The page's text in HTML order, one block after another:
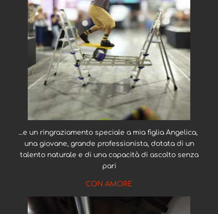
...e un ringraziamento speciale a mia figlia Angelica,
una giovane, grande professionista, dotata di un
talento naturale e di una capacità di ascolto senza
pari
CON AMORE